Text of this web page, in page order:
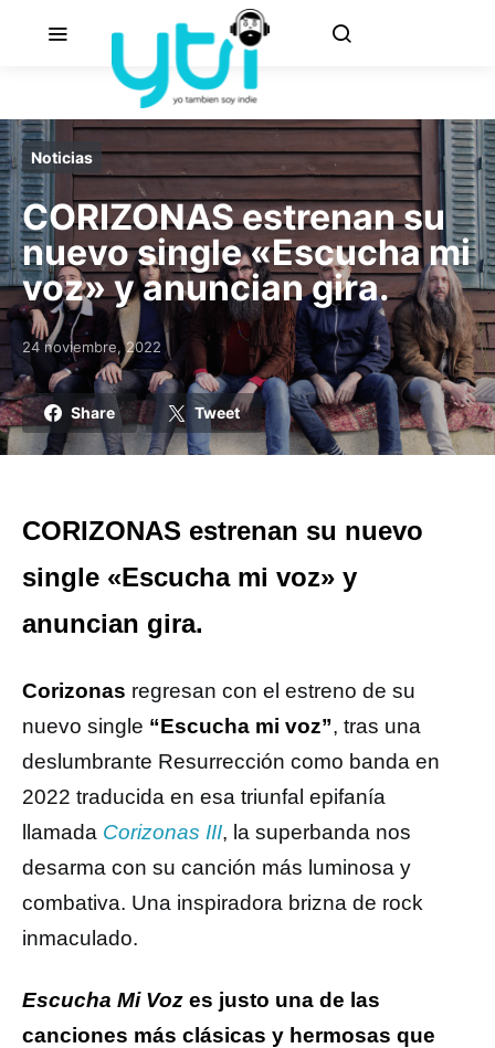
Noticias
CORIZONAS estrenan su
nuevo single «Escucha mi
voz» y anuncian gira.
Posted on
24 noviembre, 2022
Share Tweet
CORIZONAS estrenan su nuevo
single «Escucha mi voz» y
anuncian gira.
Corizonas regresan con el estreno de su
nuevo single “Escucha mi voz”, tras una
deslumbrante Resurrección como banda en
2022 traducida en esa triunfal epifanía
llamada Corizonas III, la superbanda nos
desarma con su canción más luminosa y
combativa. Una inspiradora brizna de rock
inmaculado.
Escucha Mi Voz es justo una de las
canciones más clásicas y hermosas que